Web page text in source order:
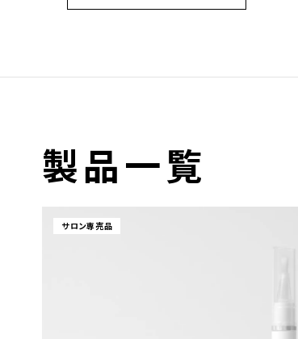
製品一覧
サロン専売品